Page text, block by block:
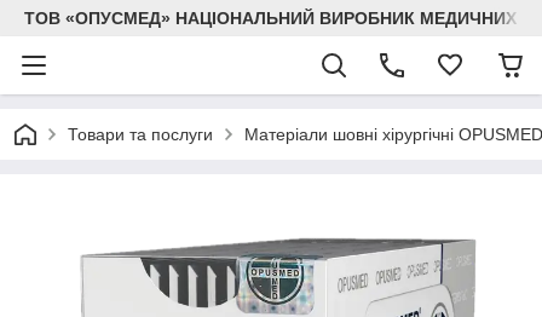
ТОВ «ОПУСМЕД» НАЦІОНАЛЬНИЙ ВИРОБНИК МЕДИЧНИХ
Товари та послуги Матеріали шовні хірургічні OPUSMED